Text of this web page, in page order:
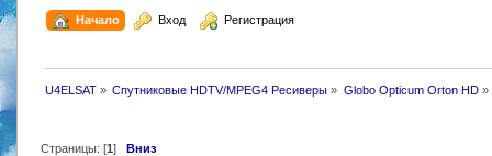
Начало Вход Регистрация
U4ELSAT» Спутниковые HDTV/MPEG4 Ресиверы » Globo Opticum Orton HD»
Страницы: [1] Вниз